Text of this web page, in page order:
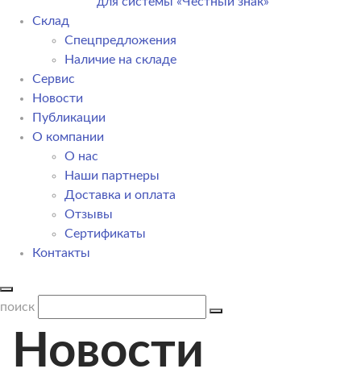
Склад
Спецпредложения
Наличие на складе
Сервис
Новости
Публикации
О компании
О нас
Наши партнеры
Доставка и оплата
Отзывы
Сертификаты
Контакты
поиск
Новости